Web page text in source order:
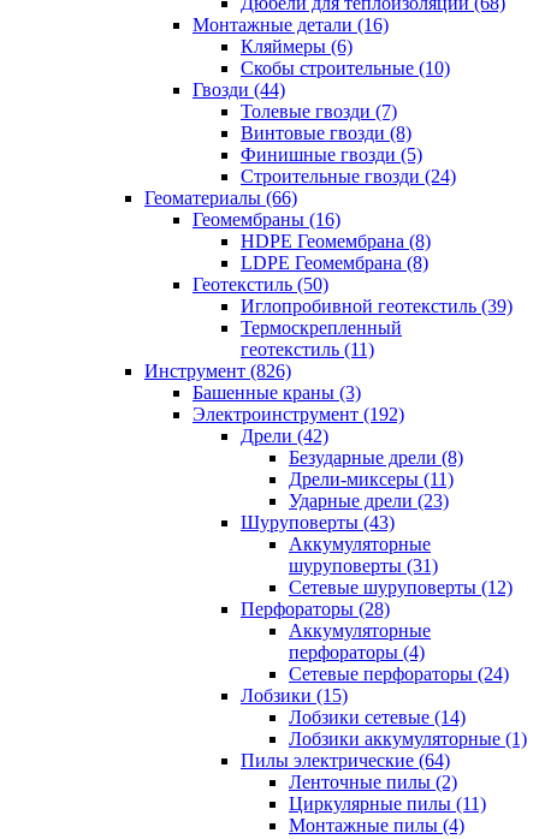
Монтажные детали (16)
Кляймеры (6)
Скобы строительные (10)
Гвозди (44)
Толевые гвозди (7)
Винтовые гвозди (8)
Финишные гвозди (5)
Строительные гвозди (24)
Геоматериалы (66)
Геомембраны (16)
HDPE Геомембрана (8)
LDPE Геомембрана (8)
Геотекстиль (50)
Иглопробивной геотекстиль (39)
Термоскрепленный
геотекстиль (11)
Инструмент (826)
Башенные краны (3)
Электроинструмент (192)
Дрели (42)
Безударные дрели (8)
Дрели-миксеры (11)
Ударные дрели (23)
Шуруповерты (43)
Аккумуляторные
шуруповерты (31)
Сетевые шуруповерты (12)
Перфораторы (28)
Аккумуляторные
перфораторы (4)
Сетевые перфораторы (24)
Лобзики (15)
Лобзики сетевые (14)
Лобзики аккумуляторные (1)
Пилы электрические (64)
Ленточные пилы (2)
Циркулярные пилы (11)
Монтажные пилы (4)